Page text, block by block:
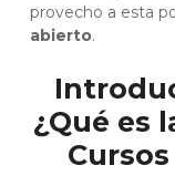
provecho a esta
abierto.
¿Qué es